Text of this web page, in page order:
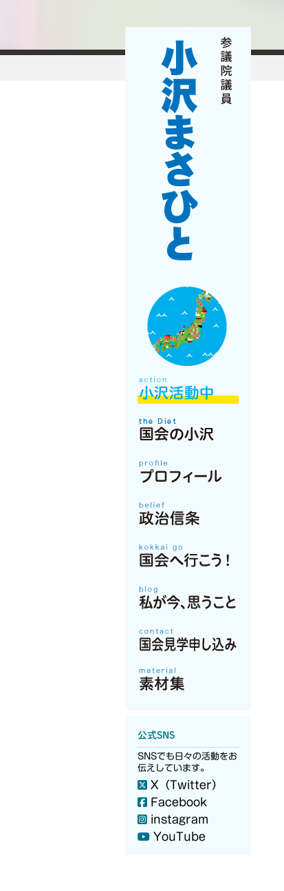
公式SNS
SNSでも日々の活動をお
伝えしています。
X（Twitter）
Facebook
instagram
YouTube